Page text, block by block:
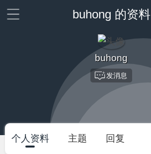
buhong 的资料
buhong
发消息
个人资料 主题 回复